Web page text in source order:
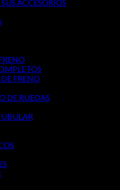
ACCESORIOS
FRENO
DE RUEDAS